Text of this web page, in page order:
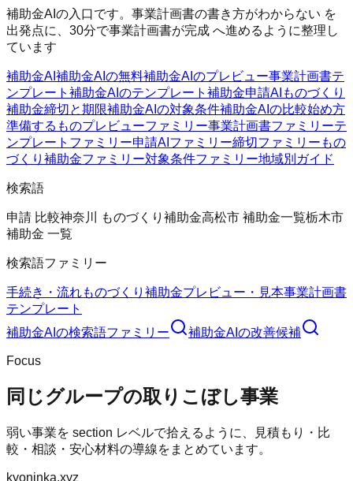
補助金AIの入口です。事業計画書の書き方がわからない を
出発点に、30分で事業計画書が完成 へ進めるように整理し
ています
補助金AI 補助金AIの無料補助金AIのプレビュー事業計画書テ
ンプレート 補助金AIのテンプレート 補助金申請AI ものづくり
補助金締切と期限補助金AIの対象条件補助金AIの比較始め方
準備するものプレビューファミリー事業計画書ファミリーテ
ンプレートファミリー申請AIファミリー締切ファミリー もの
づくり補助金ファミリー対象条件ファミリー地域別ガイド
検索語
申請 比較神奈川 ものづくり補助金高松市 補助金一覧栃木市
補助金 一覧
検索語ファミリー
手続き・流れものづくり補助金プレビュー・見本事業計画書
テンプレート
補助金AI の検索語ファミリー 補助金AI の改善候補
Focus
同じグループの取りこぼし事業
弱い事業を section レベルで拾えるように、見積もり・比
較・相談・安心材料の導線をまとめています。
kyoninka.xyz